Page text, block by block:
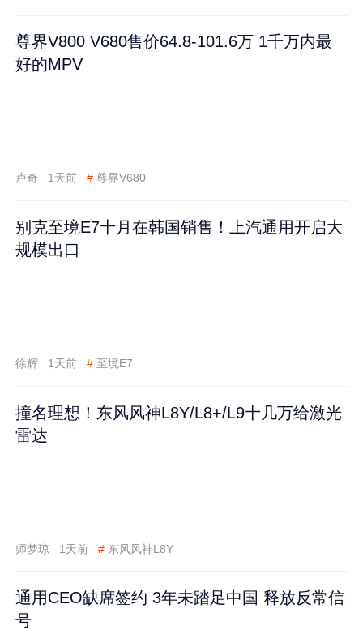
尊界V800 V680售价64.8-101.6万 1千万内最
好的MPV
卢奇 1天前 # 尊界V680
别克至境E7十月在韩国销售！上汽通用开启大
规模出口
徐辉 1天前 # 至境E7
撞名理想！东风风神L8Y/L8+/L9十几万给激光
雷达
师梦琼 1天前 # 东风风神L8Y
通用CEO缺席签约 3年未踏足中国 释放反常信
号